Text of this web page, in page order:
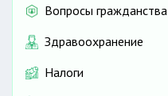
Вопросы гражданства
Здравоохранение
Налоги